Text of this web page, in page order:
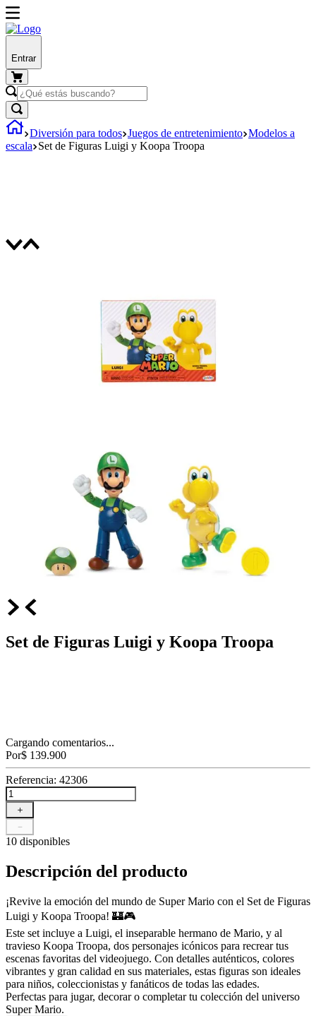
Entrar
Diversión para todos Juegos de entretenimiento Modelos a
escala Set de Figuras Luigi y Koopa Troopa
Set de Figuras Luigi y Koopa Troopa
Cargando comentarios...
Por$ 139.900
Referencia: 42306
＋
－
10 disponibles
Descripción del producto
¡Revive la emoción del mundo de Super Mario con el Set de Figuras
Luigi y Koopa Troopa! 🏰🎮
Este set incluye a Luigi, el inseparable hermano de Mario, y al
travieso Koopa Troopa, dos personajes icónicos para recrear tus
escenas favoritas del videojuego. Con detalles auténticos, colores
vibrantes y gran calidad en sus materiales, estas figuras son ideales
para niños, coleccionistas y fanáticos de todas las edades.
Perfectas para jugar, decorar o completar tu colección del universo
Super Mario.